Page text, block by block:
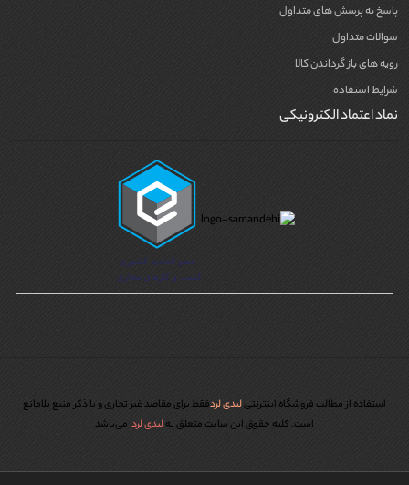
پاسخ به پرسش های متداول
سوالات متداول
رویه های باز گرداندن کالا
شرایط استفاده
نماد اعتماد الکترونیکی
استفاده از مطالب فروشگاه اینترنتیلیدی لردفقط برای مقاصد غیر تجاری و با ذکر منبع بلامانع
است. کليه حقوق اين سايت متعلق بهلیدی لرد می‌باشد